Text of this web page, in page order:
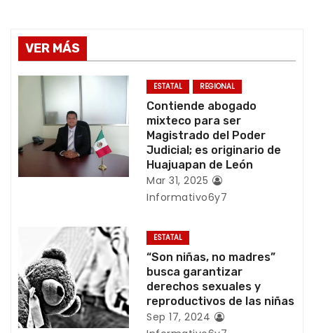
a
c
ó
n
n
t
VER MÁS
ESTATAL REGIONAL
Contiende abogado
mixteco para ser
Magistrado del Poder
Judicial; es originario de
Huajuapan de León
Mar 31, 2025
Informativo6y7
ESTATAL
“Son niñas, no madres”
busca garantizar
derechos sexuales y
reproductivos de las niñas
Sep 17, 2024